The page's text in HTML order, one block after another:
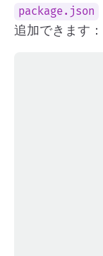
package.json
追加できます：